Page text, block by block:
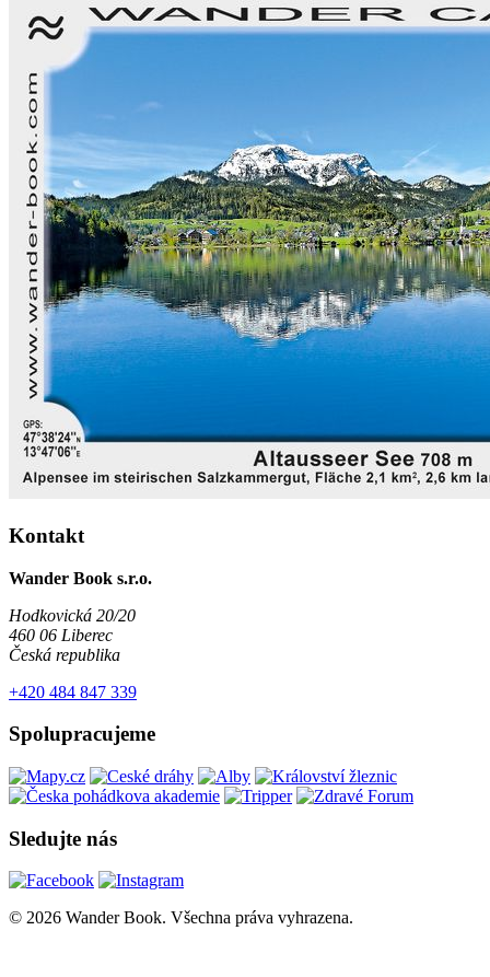
Kontakt
Wander Book s.r.o.
Hodkovická 20/20
460 06 Liberec
Česká republika
+420 484 847 339
Spolupracujeme
Sledujte nás
© 2026 Wander Book. Všechna práva vyhrazena.